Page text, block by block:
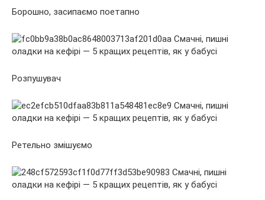
Борошно, засипаємо поетапно
Розпушувач
Ретельно змішуємо